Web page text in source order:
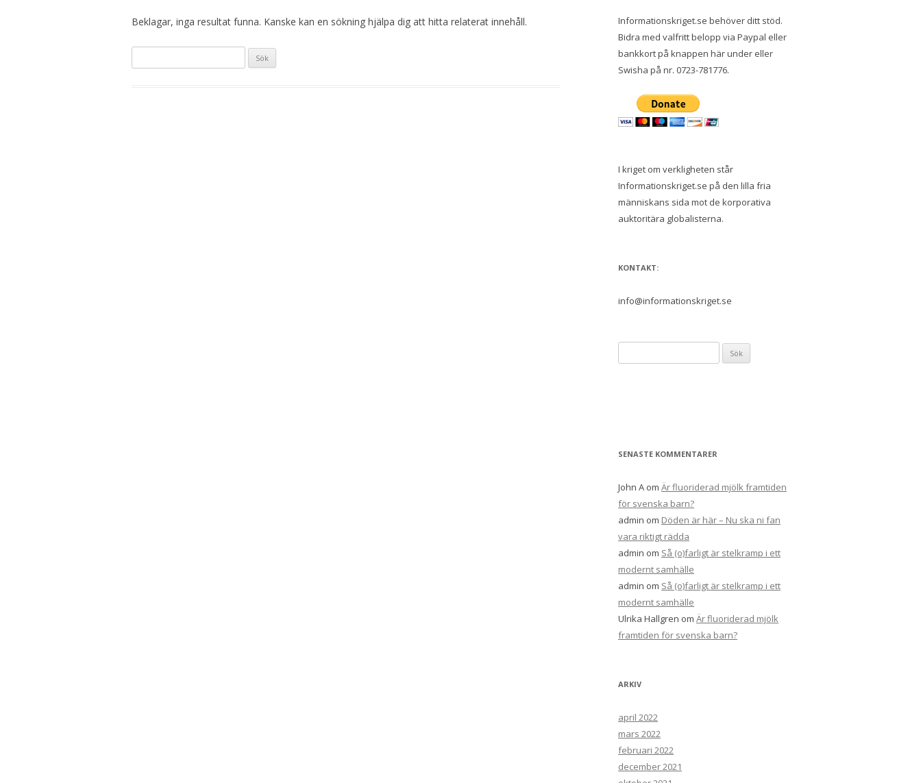
Beklagar, inga resultat funna. Kanske kan en sökning hjälpa dig att hitta relaterat innehåll.
efter:
Informationskriget.se behöver ditt stöd.
Bidra med valfritt belopp via Paypal eller
bankkort på knappen här under eller
Swisha på nr. 0723-781776.
I kriget om verkligheten står
Informationskriget.se på den lilla fria
människans sida mot de korporativa
auktoritära globalisterna.
KONTAKT:
info@informationskriget.se
efter:
SENASTE KOMMENTARER
John A om Är fluoriderad mjölk framtiden
för svenska barn?
admin om Döden är här – Nu ska ni fan
vara riktigt rädda
admin om Så (o)farligt är stelkramp i ett
modernt samhälle
admin om Så (o)farligt är stelkramp i ett
modernt samhälle
Ulrika Hallgren om Är fluoriderad mjölk
framtiden för svenska barn?
ARKIV
april 2022
mars 2022
februari 2022
december 2021